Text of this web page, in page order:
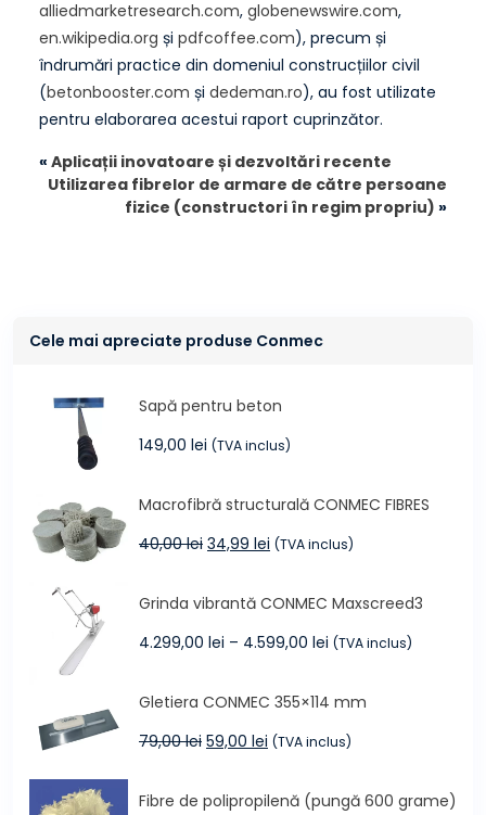
alliedmarketresearch.com, globenewswire.com,
en.wikipedia.org și pdfcoffee.com), precum și
îndrumări practice din domeniul construcțiilor civil
(betonbooster.com și dedeman.ro), au fost utilizate
pentru elaborarea acestui raport cuprinzător.
« Aplicații inovatoare și dezvoltări recente
Utilizarea fibrelor de armare de către persoane
fizice (constructori în regim propriu) »
Cele mai apreciate produse Conmec
Sapă pentru beton
149,00 lei (TVA inclus)
Macrofibră structurală CONMEC FIBRES
40,00lei Prețul
fost:
40,00 lei.
34,99 lei Prețul
34,99 lei.
(TVA inclus)
Grinda vibrantă CONMEC Maxscreed3
4.299,00 lei – 4.599,00 lei Interval
4.299,00 lei
până
(TVA inclus)
Gletiera CONMEC 355×114 mm
79,00lei Prețul
fost:
59,00 lei Prețul
59,00 lei.
(TVA inclus)
Fibre de polipropilenă (pungă 600 grame)